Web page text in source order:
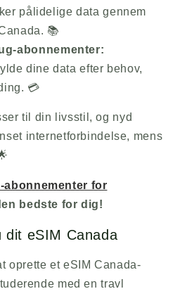
pålidelige data gennem
📚
abonnementer:
dine data efter behov,
💳
til din livsstil, og nyd
internetforbindelse, mens
abonnementer for
bedste for dig!
dit eSIM Canada
oprette et eSIM Canada-
med en travl